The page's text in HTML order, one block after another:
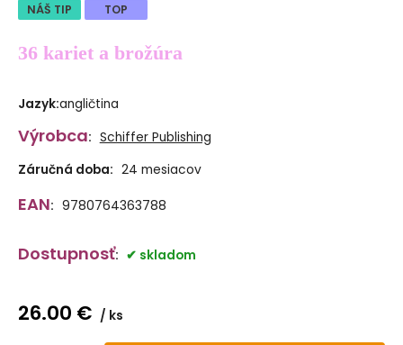
NÁŠ TIP TOP
36 kariet a brožúra
Jazyk:angličtina
Výrobca: Schiffer Publishing
Záručná doba: 24 mesiacov
EAN: 9780764363788
Dostupnosť: skladom
26.00 € ks